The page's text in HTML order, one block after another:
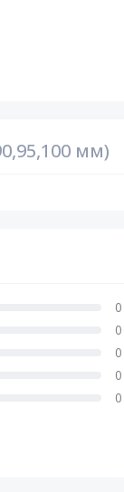
мм)
0
0
0
0
0